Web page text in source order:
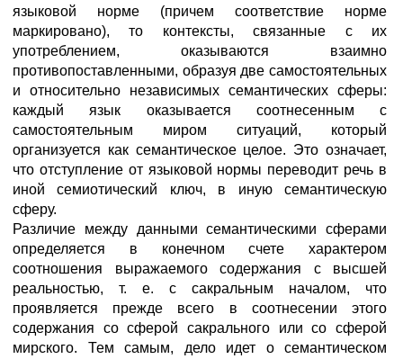
языковой норме (причем соответствие норме
маркировано), то контексты, связанные с их
употреблением, оказываются взаимно
противопоставленными, образуя две самостоятельных
и относительно независимых семантических сферы:
каждый язык оказывается соотнесенным с
самостоятельным миром ситуаций, который
организуется как семантическое целое. Это означает,
что отступление от языковой нормы переводит речь в
иной семиотический ключ, в иную семантическую
сферу.
Различие между данными семантическими сферами
определяется в конечном счете характером
соотношения выражаемого содержания с высшей
реальностью, т. е. с сакральным началом, что
проявляется прежде всего в соотнесении этого
содержания со сферой сакрального или со сферой
мирского. Тем самым, дело идет о семантическом